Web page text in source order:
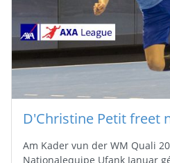
Am Kader vun der WM Quali
Nationalequipe Ufank Januar